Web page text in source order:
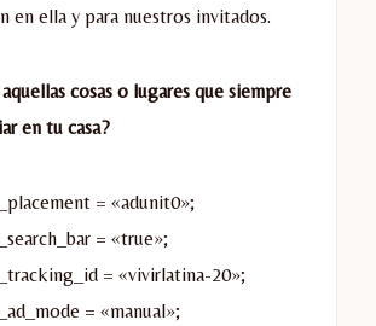
en ella y para nuestros invitados.
cosas o lugares que siempre
en tu casa?
= «adunit0»;
= «true»;
= «vivirlatina-20»;
= «manual»;